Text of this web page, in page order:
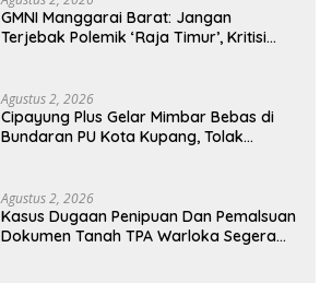
GMNI Manggarai Barat: Jangan
Terjebak Polemik ‘Raja Timur’, Kritisi
Agustus 2, 2026
Cipayung Plus Gelar Mimbar Bebas di
Bundaran PU Kota Kupang, Tolak
Agustus 2, 2026
Kasus Dugaan Penipuan Dan Pemalsuan
Dokumen Tanah TPA Warloka Segera